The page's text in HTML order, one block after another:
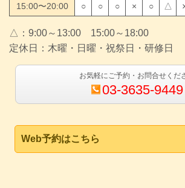
15:00〜20:00
○ ○ ○ × ○ △
△：9:00～13:00 15:00～18:00
定休日：木曜・日曜・祝祭日・研修日
お気軽にご予約・お問合せくだ
03-3635-9449
Web予約はこちら